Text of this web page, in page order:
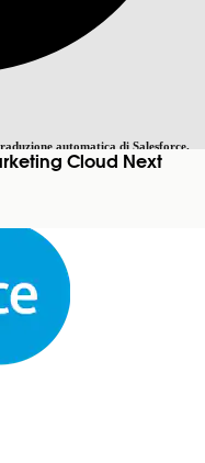
automatica di Salesforce.
Non oraCloud Next